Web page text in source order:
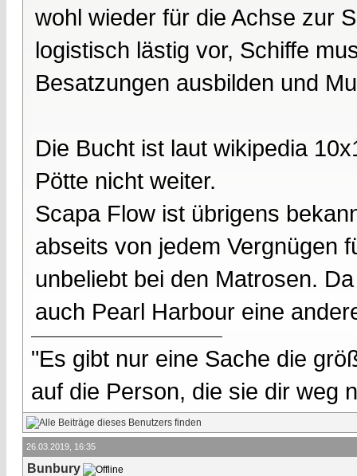
wohl wieder für die Achse zur
logistisch lästig vor, Schiffe
Besatzungen ausbilden und
Die Bucht ist laut wikipedia
Pötte nicht weiter.
Scapa Flow ist übrigens
abseits von jedem Vergnügen
unbeliebt bei den Matrosen.
auch Pearl Harbour eine
"Es gibt nur eine Sache die
auf die Person, die sie dir weg
26.03.2019, 16:35
Bunbury